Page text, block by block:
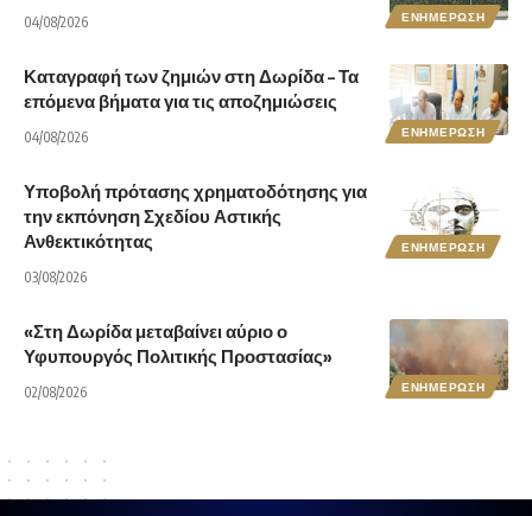
ΕΝΗΜΕΡΩΣΗ
04/08/2026
ΕΝΗΜΕΡΩΣΗ
Καταγραφή των ζημιών στη Δωρίδα – Τα
επόμενα βήματα για τις αποζημιώσεις
04/08/2026
ΕΝΗΜΕΡΩΣΗ
Υποβολή πρότασης χρηματοδότησης για
την εκπόνηση Σχεδίου Αστικής
Ανθεκτικότητας
03/08/2026
ΕΝΗΜΕΡΩΣΗ
«Στη Δωρίδα μεταβαίνει αύριο ο
Υφυπουργός Πολιτικής Προστασίας»
02/08/2026